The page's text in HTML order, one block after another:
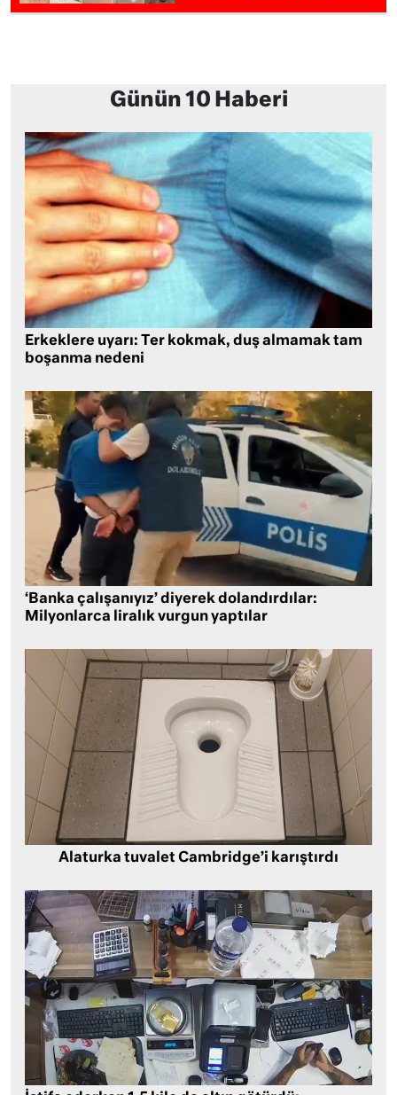
Günün 10 Haberi
Erkeklere uyarı: Ter kokmak, duş almamak tam
boşanma nedeni
‘Banka çalışanıyız’ diyerek dolandırdılar:
Milyonlarca liralık vurgun yaptılar
Alaturka tuvalet Cambridge’i karıştırdı